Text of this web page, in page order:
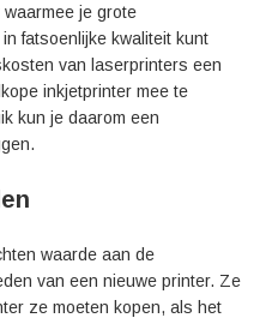
je grote
fatsoenlijke kwaliteit kunt
van laserprinters een
inkjetprinter mee te
kun je daarom een
waarde aan de
van een nieuwe printer. Ze
ze moeten kopen, als het